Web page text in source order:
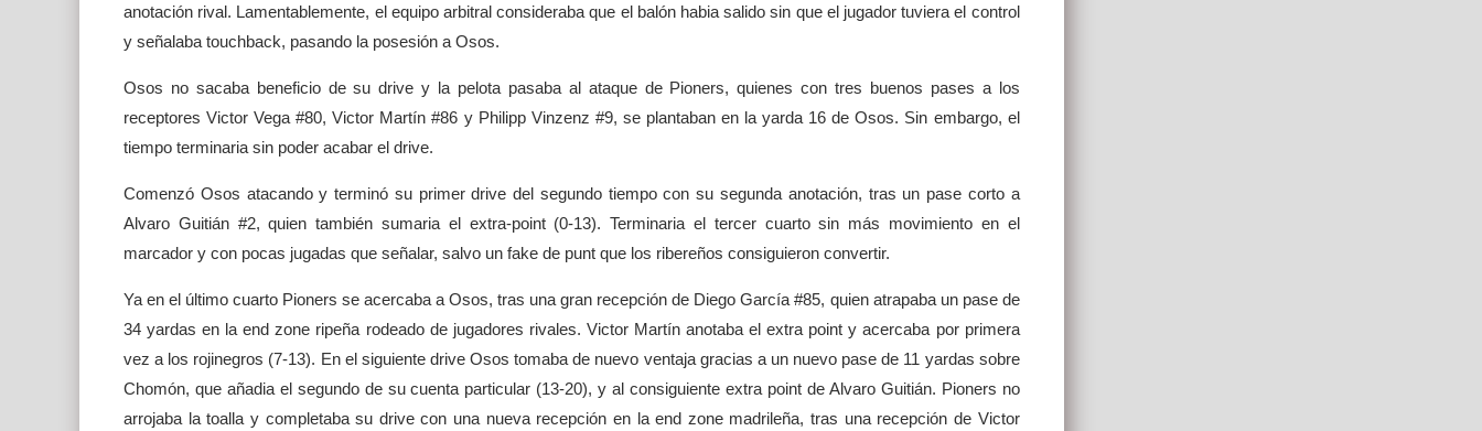
anotación rival. Lamentablemente, el equipo arbitral consideraba que el balón habia salido sin que el jugador tuviera el control
y señalaba touchback, pasando la posesión a Osos.
Osos no sacaba beneficio de su drive y la pelota pasaba al ataque de Pioners, quienes con tres buenos pases a los
receptores Victor Vega #80, Victor Martín #86 y Philipp Vinzenz #9, se plantaban en la yarda 16 de Osos. Sin embargo, el
tiempo terminaria sin poder acabar el drive.
Comenzó Osos atacando y terminó su primer drive del segundo tiempo con su segunda anotación, tras un pase corto a
Alvaro Guitián #2, quien también sumaria el extra-point (0-13). Terminaria el tercer cuarto sin más movimiento en el
marcador y con pocas jugadas que señalar, salvo un fake de punt que los ribereños consiguieron convertir.
Ya en el último cuarto Pioners se acercaba a Osos, tras una gran recepción de Diego García #85, quien atrapaba un pase de
34 yardas en la end zone ripeña rodeado de jugadores rivales. Victor Martín anotaba el extra point y acercaba por primera
vez a los rojinegros (7-13). En el siguiente drive Osos tomaba de nuevo ventaja gracias a un nuevo pase de 11 yardas sobre
Chomón, que añadia el segundo de su cuenta particular (13-20), y al consiguiente extra point de Alvaro Guitián. Pioners no
arrojaba la toalla y completaba su drive con una nueva recepción en la end zone madrileña, tras una recepción de Victor